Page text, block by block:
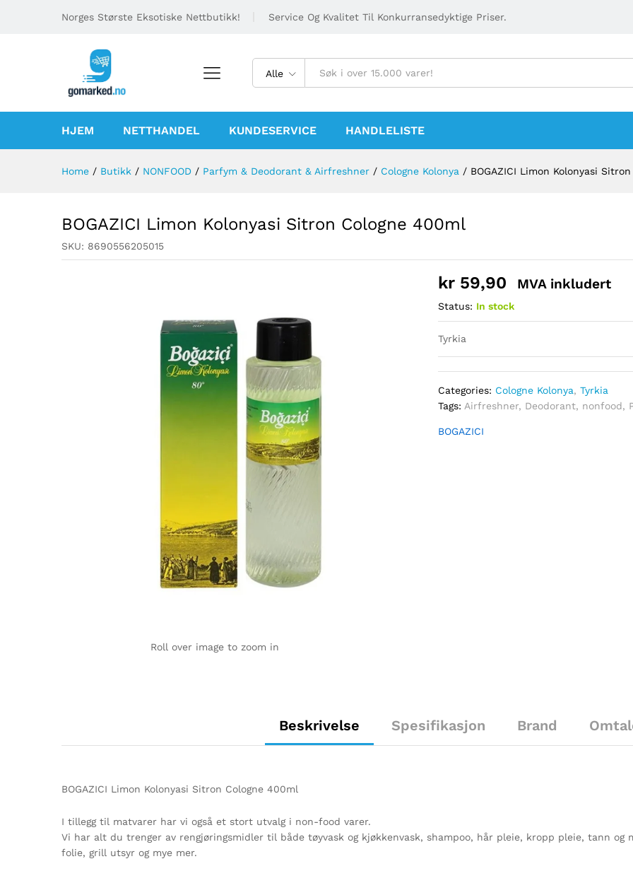
Norges Største Eksotiske Nettbutikk! Service Og Kvalitet Til Konkurransedyktige Priser.
Alle
HJEM NETTHANDEL KUNDESERVICE HANDLELISTE
Home / Butikk / NONFOOD / Parfym & Deodorant & Airfreshner / Cologne Kolonya / BOGAZICI Limon Kolonyasi
BOGAZICI Limon Kolonyasi Sitron Cologne 400ml
SKU: 8690556205015
Roll over image to zoom in
kr 59,90 MVA inkludert
Status: In stock
Tyrkia
Categories: Cologne Kolonya,Tyrkia
Tags: Airfreshner, Deodorant, nonfood,
BOGAZICI
Beskrivelse Spesifikasjon Brand
BOGAZICI Limon Kolonyasi Sitron Cologne 400ml
I tillegg til matvarer har vi også et stort utvalg i non-food varer.
Vi har alt du trenger av rengjøringsmidler til både tøyvask og kjøkkenvask, shampoo, hår pleie, kropp pleie, tann og
folie, grill utsyr og mye mer.